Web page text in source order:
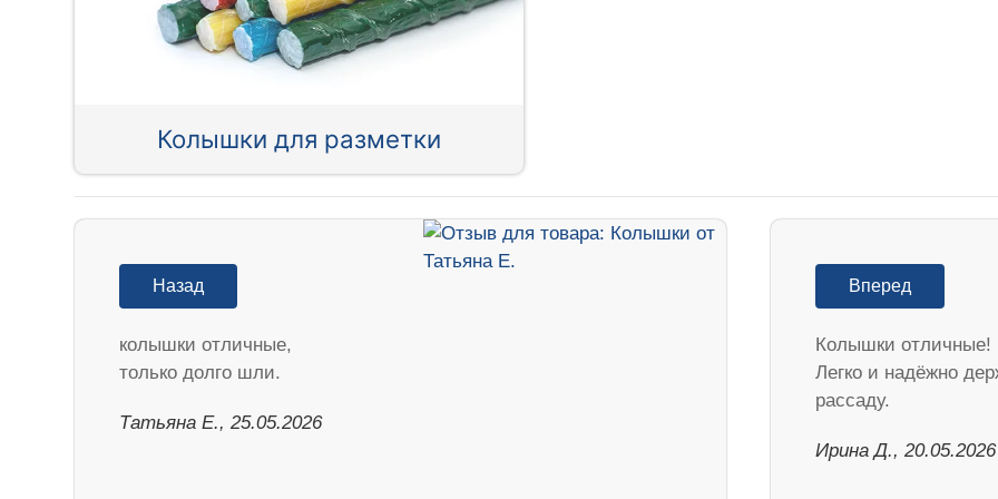
Колышки для разметки
Назад
колышки отличные,
только долго шли.
Татьяна Е., 25.05.2026
Вперед
Колышки отличные!
Легко и надёжно
рассаду.
Ирина Д., 20.05.2026